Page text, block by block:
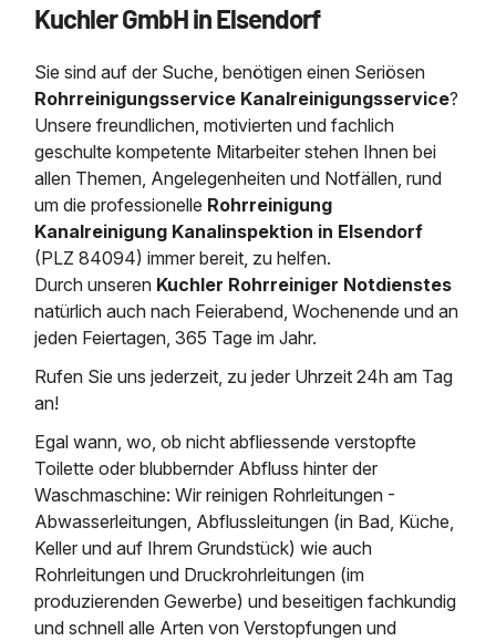
Kanalreinigung
Kanalinspektion
Grubenentleerung
24h Notdienst
Kosten Preise
Rohrreinigungsdienst
Wasserhaltung
Dükerreinigung
Entleerung und Reinigung
Grubenentleerung und
Sickerschacht Reinigung
Abfallzwischenlager
Austausch von
Schießstandsanierung -
Geschosssandfang
Mobile Schlamm-
Fettabscheider
Saugbagger / LuftförderanlageSaugbagger für Tiefbau
Saugbagger und Pumpen
Fermenter-Entleerung
Regenrückhaltebecken
Entschlammung
Trockensaugen von
etc.
Weitere Services mit
Heizung / Sanitär
Tiefbau
Unternehmen
Zertifikate /
Stellenangebote
Kontakt
Kuchler GmbH in Elsendorf
Sie sind auf der Suche, benötigen einen Seriösen
Rohrreinigungsservice Kanalreinigungsservice?
Unsere freundlichen, motivierten und fachlich
geschulte kompetente Mitarbeiter stehen Ihnen bei
allen Themen, Angelegenheiten und Notfällen, rund
um die professionelle Rohrreinigung
Kanalreinigung Kanalinspektion in Elsendorf
(PLZ 84094) immer bereit, zu helfen.
Durch unseren Kuchler Rohrreiniger Notdienstes
natürlich auch nach Feierabend, Wochenende und an
jeden Feiertagen, 365 Tage im Jahr.
Rufen Sie uns jederzeit, zu jeder Uhrzeit 24h am Tag
an!
Egal wann, wo, ob nicht abfliessende verstopfte
Toilette oder blubbernder Abfluss hinter der
Waschmaschine: Wir reinigen Rohrleitungen -
Abwasserleitungen, Abflussleitungen (in Bad, Küche,
Keller und auf Ihrem Grundstück) wie auch
Rohrleitungen und Druckrohrleitungen (im
produzierenden Gewerbe) und beseitigen fachkundig
und schnell alle Arten von Verstopfungen und